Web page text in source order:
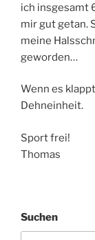
ich insgesamt
mir gut getan.
meine
geworden…
Wenn es
Dehneinheit.
Sport frei!
Thomas
Suchen